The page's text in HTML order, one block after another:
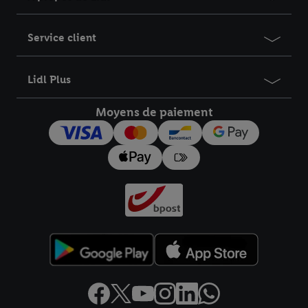
Service client
Lidl Plus
Moyens de paiement